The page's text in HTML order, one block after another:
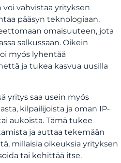
vahvistaa yrityksen
pääsyn teknologiaan,
omaisuuteen, jota
salkussaan. Oikein
myös lyhentää
ja tukea kasvua uusilla
yritys saa usein myös
kilpailijoista ja oman IP-
aukoista. Tämä tukee
ja auttaa tekemään
millaisia oikeuksia yrityksen
tai kehittää itse.